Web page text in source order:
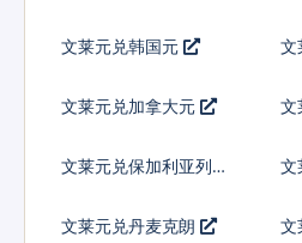
文莱元兑韩国元 文
文莱元兑加拿大元 文
文莱元兑保加利亚列弗 文
文莱元兑丹麦克朗 文